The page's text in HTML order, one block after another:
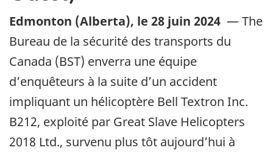
Edmonton (Alberta), le 28 juin 2024 —The
Bureau de la sécurité des transports du
Canada (BST) enverra une équipe
d’enquêteurs à la suite d’un accident
impliquant un hélicoptère Bell Textron Inc.
B212, exploité par Great Slave Helicopters
2018 Ltd., survenu plus tôt aujourd’hui à